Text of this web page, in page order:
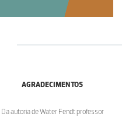
AGRADECIMENTOS
Da autoria de Water Fendt professor